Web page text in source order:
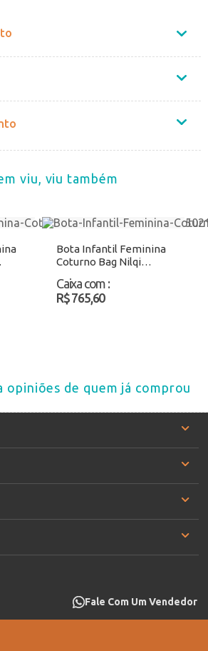
viu, viu também
Bota Infantil Feminina
Coturno Bag Nilqi
Caixa com :
R$ 765,60
opiniões de quem já comprou
Fale Com Um Vendedor